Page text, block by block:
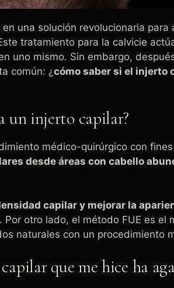
una solución revolucionaria para
tratamiento para la calvicie
uno mismo. Sin embargo,
común: ¿cómo saber si el injerto
un injerto capilar?
médico-quirúrgico con
desde áreas con cabello
capilar y mejorar la
otro lado, el método FUE es el
naturales con un procedimiento
que me hice ha